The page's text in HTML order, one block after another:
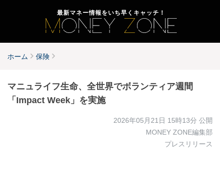
最新マネー情報をいち早くキャッチ！
ホーム 保険
マニュライフ生命、全世界でボランティア週間
「Impact Week」を実施
2026年05月21日 15時13分 公開
MONEY ZONE編集部
プレスリリース